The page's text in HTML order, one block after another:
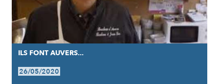
ILS FONT AUVERS...
26/05/2020